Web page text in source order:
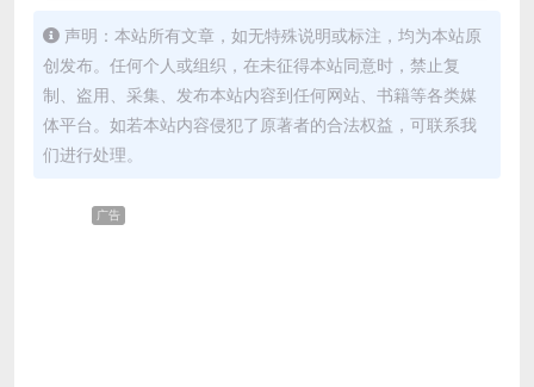
声明：本站所有文章，如无特殊说明或标注，均为本站原
创发布。任何个人或组织，在未征得本站同意时，禁止复
制、盗用、采集、发布本站内容到任何网站、书籍等各类媒
体平台。如若本站内容侵犯了原著者的合法权益，可联系我
们进行处理。
广告